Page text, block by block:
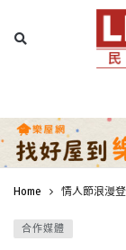
Home 情人節浪漫
合作媒體